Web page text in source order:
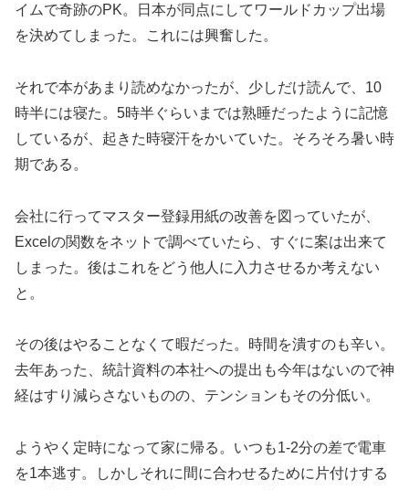
イムで奇跡のPK。日本が同点にしてワールドカップ出場
を決めてしまった。これには興奮した。
それで本があまり読めなかったが、少しだけ読んで、10
時半には寝た。5時半ぐらいまでは熟睡だったように記憶
しているが、起きた時寝汗をかいていた。そろそろ暑い時
期である。
会社に行ってマスター登録用紙の改善を図っていたが、
Excelの関数をネットで調べていたら、すぐに案は出来て
しまった。後はこれをどう他人に入力させるか考えない
と。
その後はやることなくて暇だった。時間を潰すのも辛い。
去年あった、統計資料の本社への提出も今年はないので神
経はすり減らさないものの、テンションもその分低い。
ようやく定時になって家に帰る。いつも1-2分の差で電車
を1本逃す。しかしそれに間に合わせるために片付けする